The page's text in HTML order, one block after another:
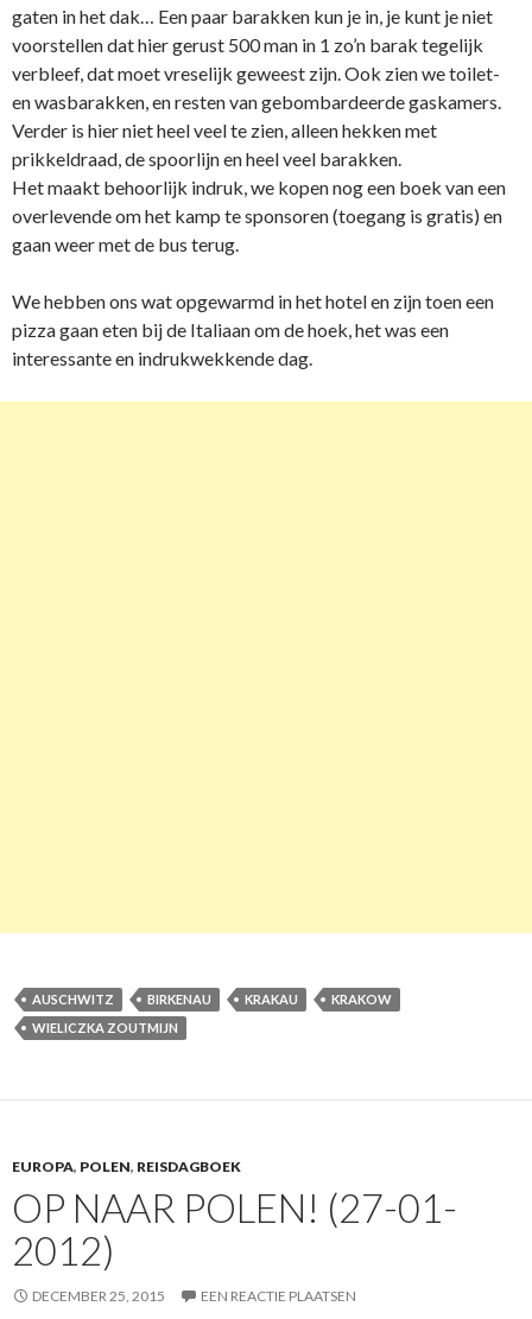
gaten in het dak… Een paar barakken kun je in, je kunt je niet
voorstellen dat hier gerust 500 man in 1 zo’n barak tegelijk
verbleef, dat moet vreselijk geweest zijn. Ook zien we toilet-
en wasbarakken, en resten van gebombardeerde gaskamers.
Verder is hier niet heel veel te zien, alleen hekken met
prikkeldraad, de spoorlijn en heel veel barakken.
Het maakt behoorlijk indruk, we kopen nog een boek van een
overlevende om het kamp te sponsoren (toegang is gratis) en
gaan weer met de bus terug.
We hebben ons wat opgewarmd in het hotel en zijn toen een
pizza gaan eten bij de Italiaan om de hoek, het was een
interessante en indrukwekkende dag.
AUSCHWITZ BIRKENAU KRAKAU
KRAKOW
WIELICZKA ZOUTMIJN
EUROPA, POLEN, REISDAGBOEK
OP NAAR POLEN! (27-01-
2012)
DECEMBER 25, 2015 EEN REACTIE PLAATSEN